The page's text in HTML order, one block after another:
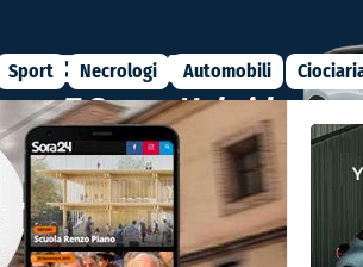
Sport Necrologi Automobili